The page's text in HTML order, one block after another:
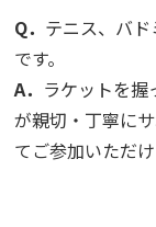
Q． テニス、バ
です。
A． ラケットを
が親切・丁寧に
てご参加いただけ